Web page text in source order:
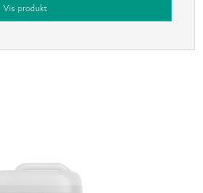
Vis produkt